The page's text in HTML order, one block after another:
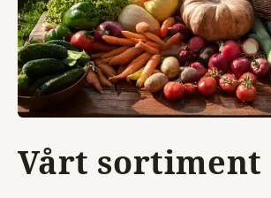
Vårt sortiment